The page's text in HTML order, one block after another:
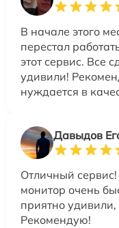
В начале этого
перестал
этот сервис. Все
удивили!
нуждается в
Давыдов
Отличный
монитор очень
приятно
Рекомендую!